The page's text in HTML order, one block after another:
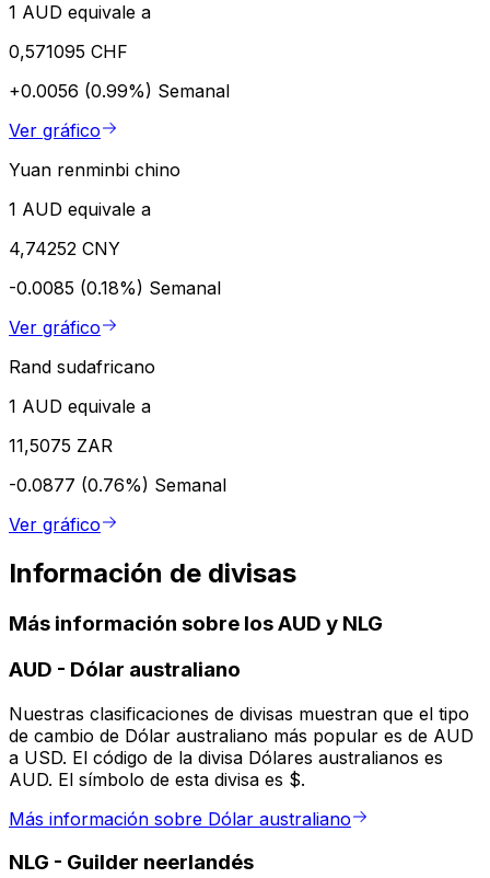
1 AUD equivale a
0,571095 CHF
+0.0056 (0.99%) Semanal
Ver gráfico
Yuan renminbi chino
1 AUD equivale a
4,74252 CNY
-0.0085 (0.18%) Semanal
Ver gráfico
Rand sudafricano
1 AUD equivale a
11,5075 ZAR
-0.0877 (0.76%) Semanal
Ver gráfico
Información de divisas
Más información sobre los AUD y NLG
AUD - Dólar australiano
Nuestras clasificaciones de divisas muestran que el tipo
de cambio de Dólar australiano más popular es de AUD
a USD. El código de la divisa Dólares australianos es
AUD. El símbolo de esta divisa es $.
Más información sobre Dólar australiano
NLG - Guilder neerlandés